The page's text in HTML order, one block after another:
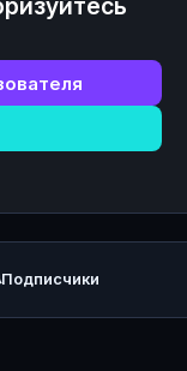
Подписчики